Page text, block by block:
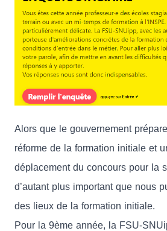
Alors que le gouvernement
réforme de la formation initiale et
déplacement du concours pour la
d’autant plus important que nous
des lieux de la formation initiale.
Pour la 9ème année, la FSU-